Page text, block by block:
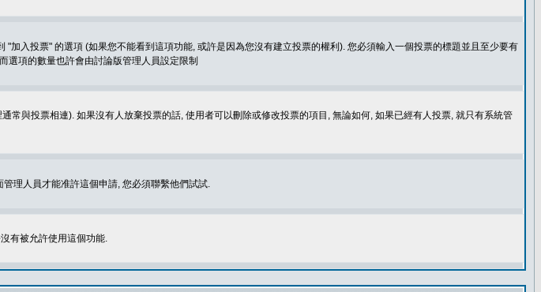
入投票" 的選項 (如果您不能看到這項功能, 或許是因為您沒有建立投票的權利). 您必須輸入一個投票的標題並且至少要有
選項的數量也許會由討論版管理人員設定限制
與投票相連). 如果沒有人放棄投票的話, 使用者可以刪除或修改投票的項目, 無論如何, 如果已經有人投票, 就只有系統管
理人員才能准許這個申請, 您必須聯繫他們試試.
有被允許使用這個功能.